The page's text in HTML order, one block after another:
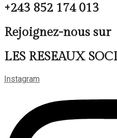
+243 852 174 013
Rejoignez-nous sur
LES RESEAUX
Instagram